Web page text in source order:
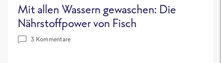
Mit allen Wassern gewaschen: Die
Nährstoffpower von Fisch
3 Kommentare